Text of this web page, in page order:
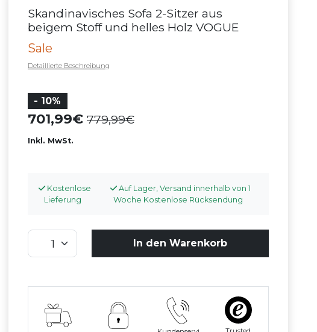
Skandinavisches Sofa 2-Sitzer aus
beigem Stoff und helles Holz VOGUE
Sale
Detaillierte Beschreibung
- 10%
701,99 779,99
Inkl. MwSt.
Kostenlose
Lieferung
Auf Lager, Versand innerhalb von 1
Woche Kostenlose Rücksendung
In den Warenkorb